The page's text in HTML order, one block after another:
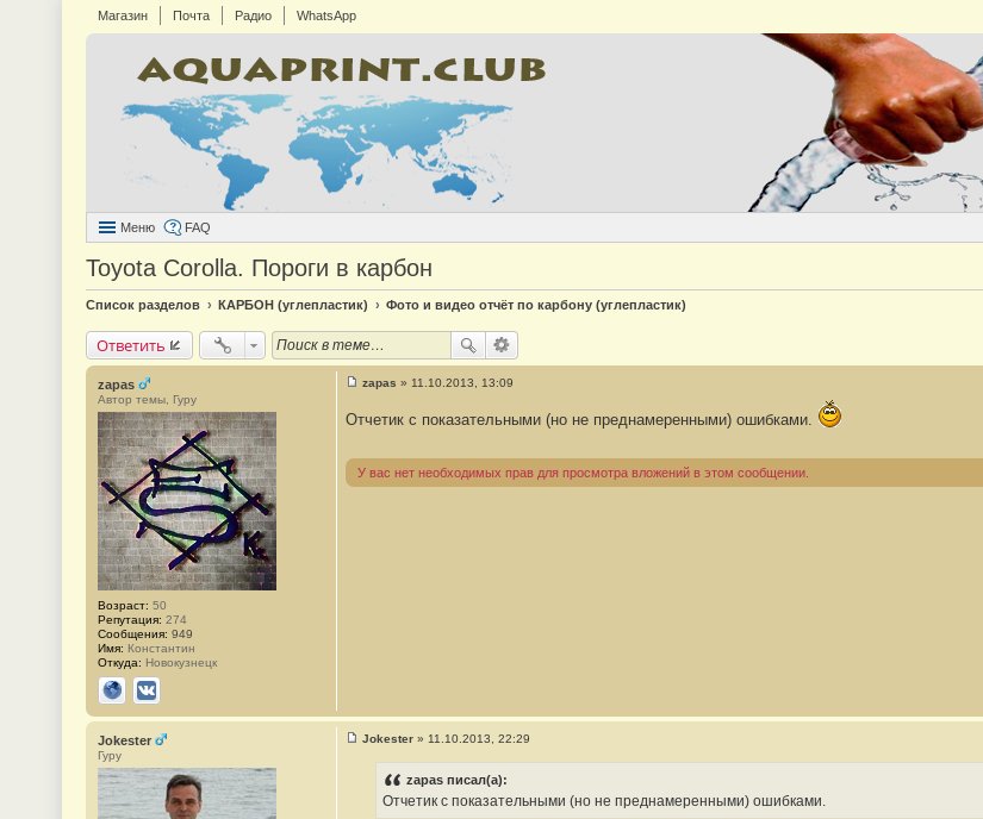
Магазин Почта Радио WhatsApp
Меню FAQ
Toyota Corolla. Пороги в карбон
Список разделов КАРБОН (углепластик) Фото и видео отчёт по карбону (углепластик)
Ответить
zapas
Автор темы, Гуру
Возраст: 50
Репутация: 274
Сообщения: 949
Имя: Константин
Откуда: Новокузнецк
СайтВКонтакте
о
н
zapas » 11.10.2013, 13:09
Отчетик с показательными (но не преднамеренными) ошибками.
У вас нет необходимых прав для просмотра вложений в этом сообщении.
Jokester
Гуру
Jokester » 11.10.2013, 22:29
zapas писал(а):
Отчетик с показательными (но не преднамеренными) ошибками.